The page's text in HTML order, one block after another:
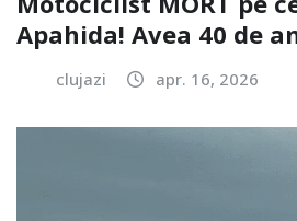
Apahida! Avea 40 de
clujazi apr. 16, 2026